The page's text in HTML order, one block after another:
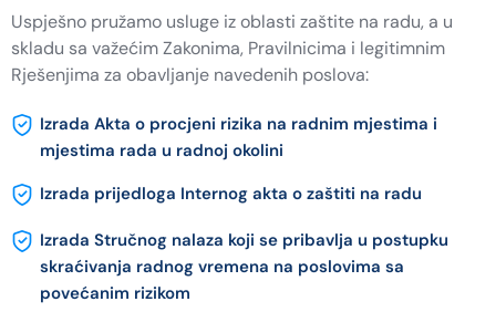
Uspješno pružamo usluge iz oblasti zaštite na radu, a u
skladu sa važećim Zakonima, Pravilnicima i legitimnim
Rješenjima za obavljanje navedenih poslova:
Izrada Akta o procjeni rizika na radnim mjestima i
mjestima rada u radnoj okolini
Izrada prijedloga Internog akta o zaštiti na radu
Izrada Stručnog nalaza koji se pribavlja u postupku
skraćivanja radnog vremena na poslovima sa
povećanim rizikom